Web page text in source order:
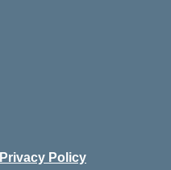
Privacy Policy